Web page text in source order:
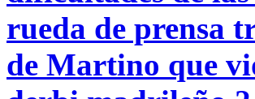
rueda de prensa
de Martino que